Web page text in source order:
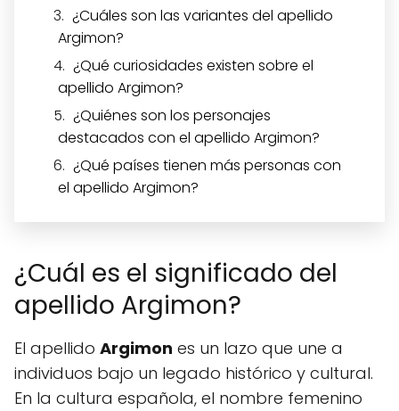
¿Cuáles son las variantes del apellido
Argimon?
¿Qué curiosidades existen sobre el
apellido Argimon?
¿Quiénes son los personajes
destacados con el apellido Argimon?
¿Qué países tienen más personas con
el apellido Argimon?
¿Cuál es el significado del
apellido Argimon?
El apellido Argimon es un lazo que une a
individuos bajo un legado histórico y cultural.
En la cultura española, el nombre femenino